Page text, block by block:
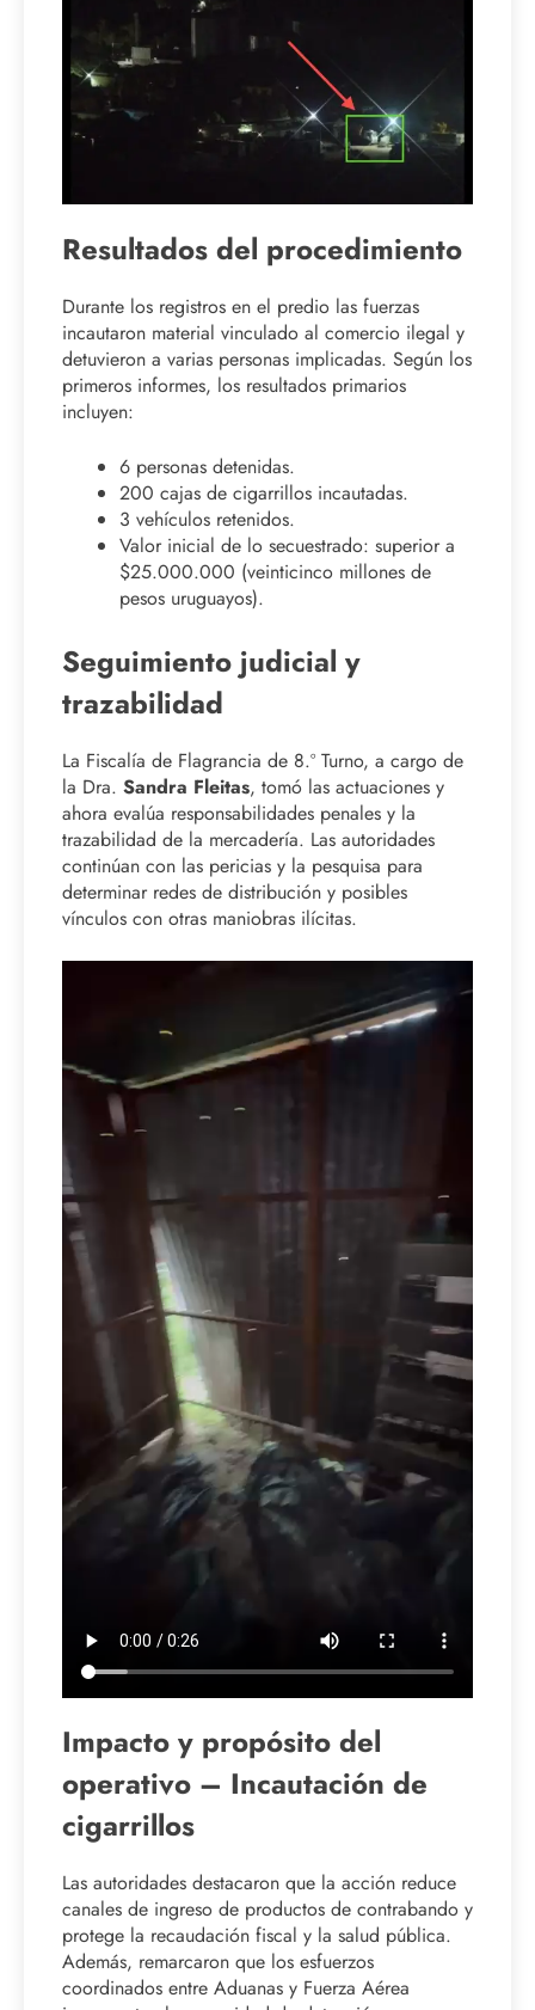
Resultados del procedimiento
Durante los registros en el predio las fuerzas
incautaron material vinculado al comercio ilegal y
detuvieron a varias personas implicadas. Según los
primeros informes, los resultados primarios
incluyen:
6 personas detenidas.
200 cajas de cigarrillos incautadas.
3 vehículos retenidos.
Valor inicial de lo secuestrado: superior a
$25.000.000 (veinticinco millones de
pesos uruguayos).
Seguimiento judicial y
trazabilidad
La Fiscalía de Flagrancia de 8.º Turno, a cargo de
la Dra. Sandra Fleitas, tomó las actuaciones y
ahora evalúa responsabilidades penales y la
trazabilidad de la mercadería. Las autoridades
continúan con las pericias y la pesquisa para
determinar redes de distribución y posibles
vínculos con otras maniobras ilícitas.
Impacto y propósito del
operativo – Incautación de
cigarrillos
Las autoridades destacaron que la acción reduce
canales de ingreso de productos de contrabando y
protege la recaudación fiscal y la salud pública.
Además, remarcaron que los esfuerzos
coordinados entre Aduanas y Fuerza Aérea